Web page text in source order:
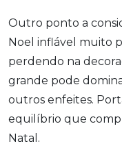
Outro ponto a
Noel inflável muito
perdendo na
grande pode
outros enfeites.
equilíbrio que
Natal.